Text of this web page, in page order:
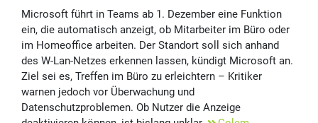
Microsoft führt in Teams ab 1. Dezember eine Funktion
ein, die automatisch anzeigt, ob Mitarbeiter im Büro oder
im Homeoffice arbeiten. Der Standort soll sich anhand
des W-Lan-Netzes erkennen lassen, kündigt Microsoft an.
Ziel sei es, Treffen im Büro zu erleichtern – Kritiker
warnen jedoch vor Überwachung und
Datenschutzproblemen. Ob Nutzer die Anzeige